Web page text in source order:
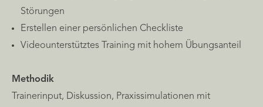
Störungen
Erstellen einer persönlichen Checkliste
Videounterstütztes Training mit hohem Übungsanteil
Methodik
Trainerinput, Diskussion, Praxissimulationen mit